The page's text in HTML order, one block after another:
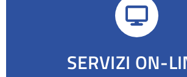
SERVIZI ON-